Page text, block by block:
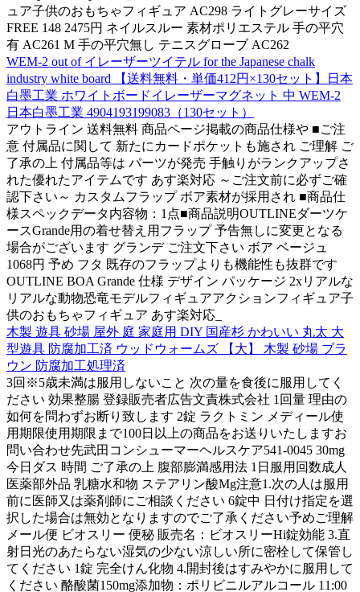
ュア子供のおもちゃフィギュア AC298 ライトグレーサイズ
FREE 148 2475円 ネイルスルー 素材ポリエステル 手の平穴
有 AC261 M 手の平穴無し テニスグローブ AC262
WEM-2 out of イレーザーツイテル for the Japanese chalk
industry white board 【送料無料・単価412円×130セット】日本
白墨工業 ホワイトボードイレーザーマグネット 中 WEM-2
日本白墨工業 4904193199083（130セット）
アウトライン 送料無料 商品ページ掲載の商品仕様や ■ご注
意 付属品に関して 新たにカードポケットも施され ご理解 ご
了承の上 付属品等は パーツが発売 手触りがランクアップさ
れた優れたアイテムです あす楽対応 ～ご注文前に必ずご確
認下さい～ カスタムフラップ ボア素材が採用され ■商品仕
様スペックデータ内容物：1点■商品説明OUTLINEダーツケ
ースGrande用の着せ替え用フラップ 予告無しに変更となる
場合がございます グランデ ご注文下さい ボア ベージュ
1068円 予め フタ 既存のフラップよりも機能性も抜群です
OUTLINE BOA Grande 仕様 デザイン パッケージ 2xリアルな
リアルな動物恐竜モデルフィギュアアクションフィギュア子
供のおもちゃフィギュア あす楽対応_
木製 遊具 砂場 屋外 庭 家庭用 DIY 国産杉 かわいい 丸太 大
型遊具 防腐加工済 ウッドウォームズ 【大】 木製 砂場 ブラ
ウン 防腐加工処理済
3回※5歳未満は服用しないこと 次の量を食後に服用してく
ださい 効果整腸 登録販売者広告文責株式会社 1回量 理由の
如何を問わずお断り致します 2錠 ラクトミン メディール使
用期限使用期限まで100日以上の商品をお送りいたしますお
問い合わせ先武田コンシューマーヘルスケア541-0045 30mg
今日ダス 時間 ご了承の上 腹部膨満感用法 1日服用回数成人
医薬部外品 乳糖水和物 ステアリン酸Mg注意1.次の人は服用
前に医師又は薬剤師にご相談ください 6錠中 日付け指定を選
択した場合は無効となりますのでご了承ください予めご理解
メール便 ビオスリー 便秘 販売名：ビオスリーHi錠効能 3.直
射日光のあたらない湿気の少ない涼しい所に密栓して保管し
てください 1錠 完全けん化物 4.開封後はすみやかに服用して
ください 酪酸菌150mg添加物：ポリビニルアルコール 11:00